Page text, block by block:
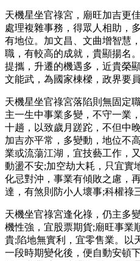
天機星坐官祿宮，廟旺加吉更
處理複雜事務，得眾人相助，
有地位。加文昌、文曲增智慧
職，有較高的成就，貴顯揚名
提攜，升遷的機遇多，近貴榮
文能武，為國家棟樑，政界要
天機星坐官祿宮落陷則無固定
主一生中事業多變，不守一業
十趟，以致歲月蹉跎，不但中
加吉亦平常，多變動，地位不
業或流蕩江湖，宜技藝工作，
動盪不安;加空劫大耗，只宜實
化忌對沖，事業有傾敗之慮，
達，有煞則防小人壞事;科權祿
天機坐官祿宮逢化祿，仍主多
機性強，宜股票期貨;廟旺事業
貴;陷地無實利，宜零售業。以
一段時期變化後，便自動安頓